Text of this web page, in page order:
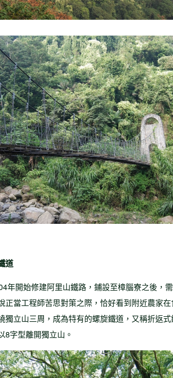
道
年開始修建阿里山鐵路，鋪設至樟腦寮之後，
正當工程師苦思對策之際，恰好看到附近農家
獨立山三周，成為特有的螺旋鐵道，又稱折返
8字型離開獨立山。